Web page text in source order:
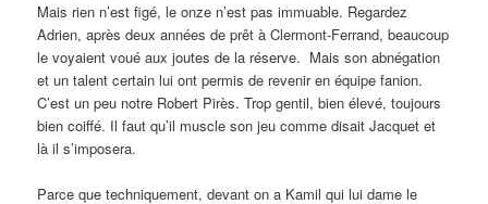
Mais rien n’est figé, le onze n’est pas immuable. Regardez
Adrien, après deux années de prêt à Clermont-Ferrand, beaucoup
le voyaient voué aux joutes de la réserve. Mais son abnégation
et un talent certain lui ont permis de revenir en équipe fanion.
C’est un peu notre Robert Pirès. Trop gentil, bien élevé, toujours
bien coiffé. Il faut qu’il muscle son jeu comme disait Jacquet et
là il s’imposera.
Parce que techniquement, devant on a Kamil qui lui dame le